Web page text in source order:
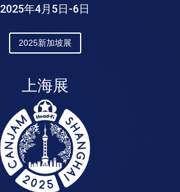
2025年4月5日-6日
2025新加坡展
上海展